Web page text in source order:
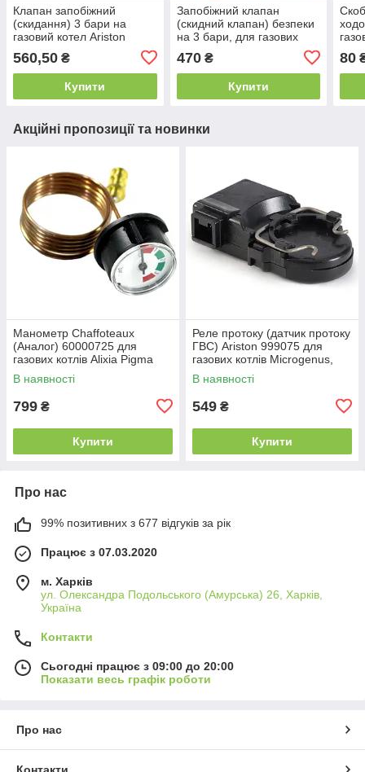
Клапан запобіжний
(скидання) 3 бари на
газовий котел Ariston
560,50 ₴
Купити
Запобіжний клапан
(скидний клапан) безпеки
на 3 бари, для газових
470₴
Купити
80
Акційні пропозиції та новинки
Манометр Chaffoteaux
(Аналог) 60000725 для
газових котлів Alixia Pigma
Talia Niagara тиск 0-4 bar
діаметр 28 мм
В наявності
799 ₴
Купити
Реле протоку (датчик протоку
ГВС) Ariston 999075 для
газових котлів Microgenus,
Zoom, Solly, Rens, Termal
В наявності
549 ₴
Купити
Про нас
99% позитивних з 677 відгуків за рік
Працює з 07.03.2020
м. Харків
ул. Олександра Подольського (Амурська) 26, Харків,
Україна
Контакти
Сьогодні працює з 09:00 до 20:00
Показати весь графік роботи
Про нас